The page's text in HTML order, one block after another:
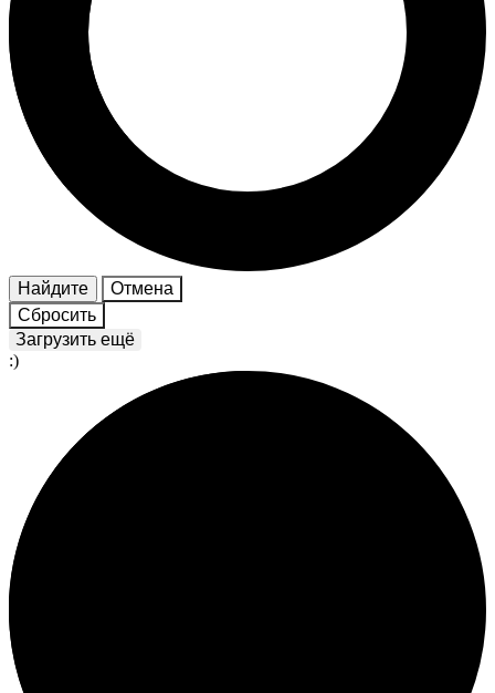
Найдите
Отмена
Сбросить
Загрузить ещё
:)